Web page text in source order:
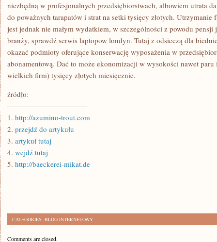
niezbędną w profesjonalnych przedsiębiorstwach, albowiem utrata
do poważnych tarapatów i strat na setki tysięcy złotych.
jest jednak nie małym wydatkiem, w szczególności z powodu
branży, sprawdź serwis laptopow londyn. Tutaj z odsieczą dla
okazać podmioty oferujące konserwację wyposażenia w
abonamentową. Dać to może ekonomizacji w wysokości nawet
wielkich firm) tysięcy złotych miesięcznie.
źródło:
———————————
1. http://azumino-trout.com
2. przejdź do artykułu
3. artykuł tutaj
4. wejdź tutaj
5. http://baeckerei-mikat.de
CATEGORIES: BLOG INTERNETOWY
Comments are closed.